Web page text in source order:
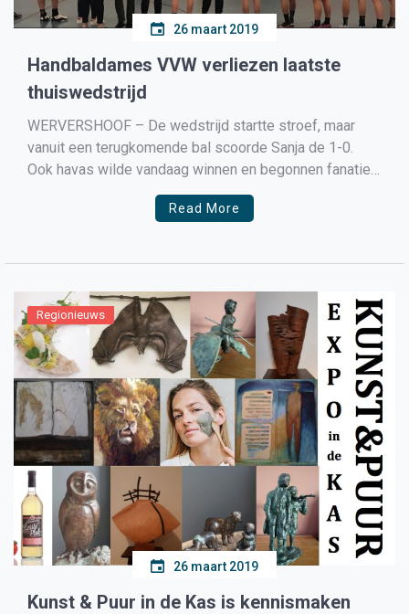
26 maart 2019
Handbaldames VVW verliezen laatste
thuiswedstrijd
WERVERSHOOF – De wedstrijd startte stroef, maar
vanuit een terugkomende bal scoorde Sanja de 1-0.
Ook havas wilde vandaag winnen en begonnen fanatiek
aan de wedstrijd. De dekking moest voornamelijk op de
cirkel goed staan, maar dat was lastig waardoor er
Read More
Regionieuws
26 maart 2019
Kunst & Puur in de Kas is kennismaken